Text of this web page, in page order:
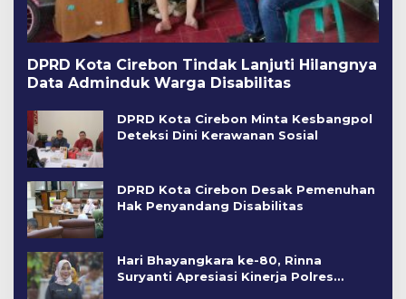
DPRD Kota Cirebon Tindak Lanjuti Hilangnya
Data Adminduk Warga Disabilitas
DPRD Kota Cirebon Minta Kesbangpol
Deteksi Dini Kerawanan Sosial
DPRD Kota Cirebon Desak Pemenuhan
Hak Penyandang Disabilitas
Hari Bhayangkara ke-80, Rinna
Suryanti Apresiasi Kinerja Polres